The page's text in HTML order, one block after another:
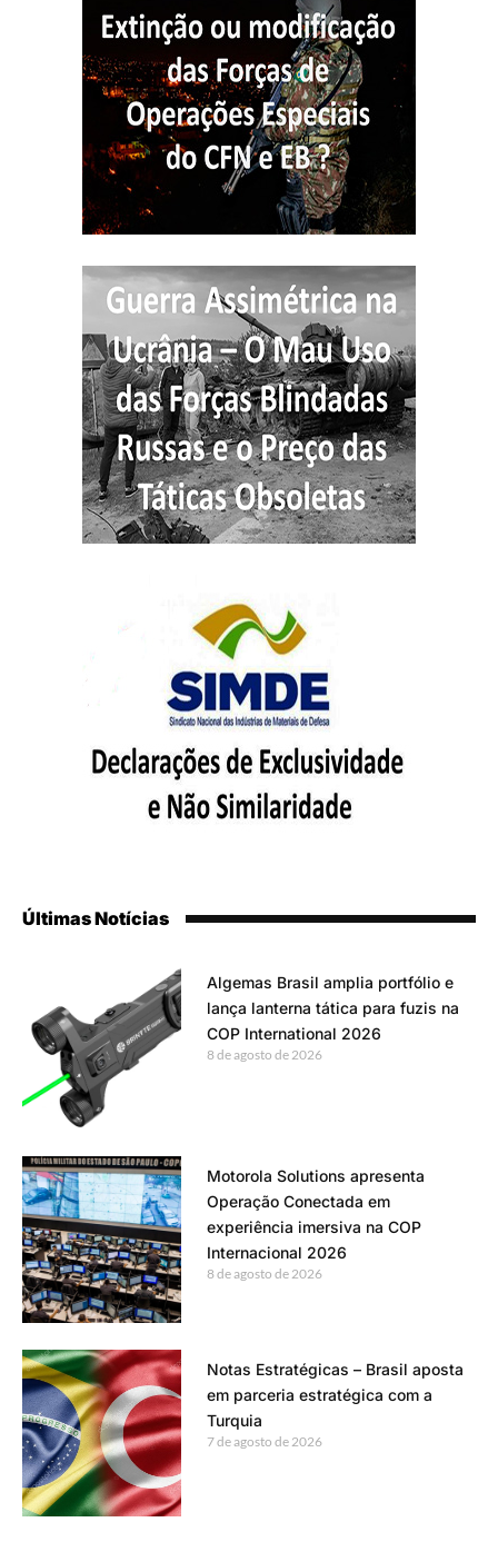
Últimas Notícias
Algemas Brasil amplia portfólio e
lança lanterna tática para fuzis na
COP International 2026
8 de agosto de 2026
Motorola Solutions apresenta
Operação Conectada em
experiência imersiva na COP
Internacional 2026
8 de agosto de 2026
Notas Estratégicas – Brasil aposta
em parceria estratégica com a
Turquia
7 de agosto de 2026